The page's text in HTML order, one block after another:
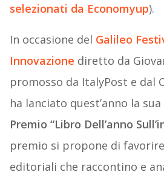
selezionati da Economyup).
In occasione del Galileo
Innovazione diretto da
promosso da ItalyPost e dal
ha lanciato quest’anno la
Premio “Libro Dell’anno
premio si propone di
editoriali che raccontino e